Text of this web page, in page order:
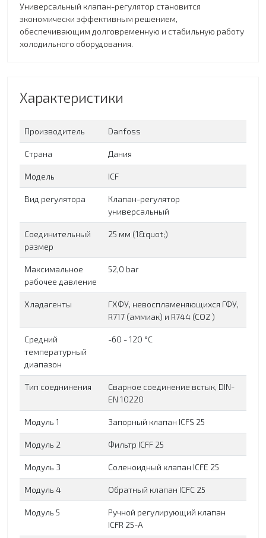
Универсальный клапан-регулятор становится
экономически эффективным решением,
обеспечивающим долговременную и стабильную работу
холодильного оборудования.
Характеристики
Производитель Danfoss
Страна Дания
Модель ICF
Вид регулятора
Клапан-регулятор
универсальный
Соединительный
размер
25 мм (1&quot;)
Максимальное
рабочее давление
52,0 bar
Хладагенты
ГХФУ, невоспламеняющихся ГФУ,
R717 (аммиак) и R744 (CO2 )
Средний
температурный
диапазон
-60 - 120 °C
Тип соеднинения
Сварное соединение встык, DIN-
EN 10220
Модуль 1 Запорный клапан ICFS 25
Модуль 2 Фильтр ICFF 25
Модуль 3 Соленоидный клапан ICFE 25
Модуль 4 Обратный клапан ICFC 25
Модуль 5
Ручной регулирующий клапан
ICFR 25-A